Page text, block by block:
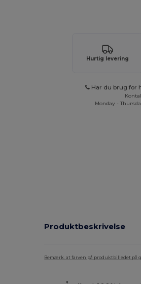
Hurtig levering
Har du brug for
Monday -
Produktbeskrivelse
Bemærk, at farven på produktbilledet